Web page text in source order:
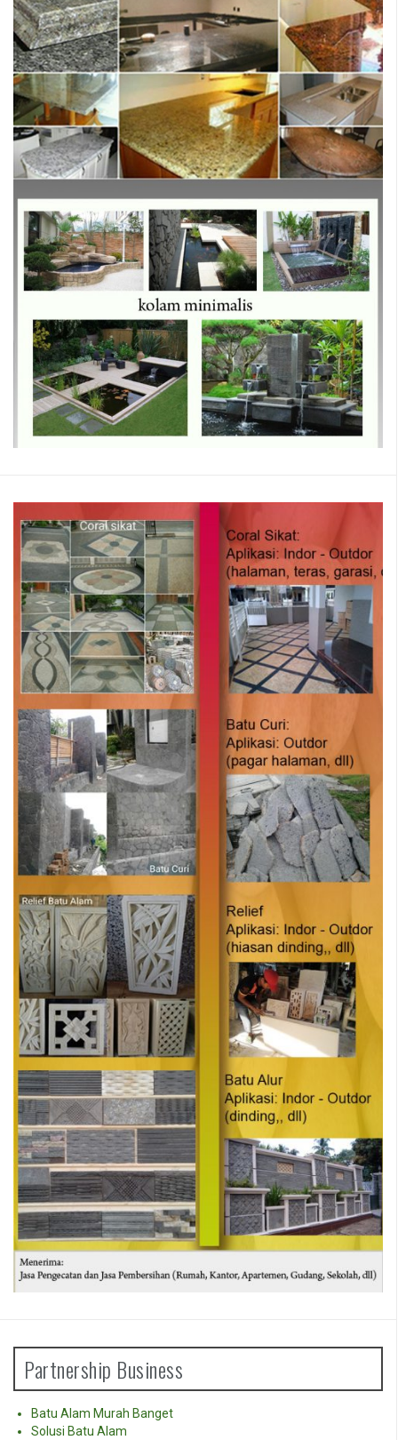
Partnership Business
Batu Alam Murah Banget
Solusi Batu Alam